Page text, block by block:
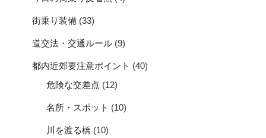
街乗り装備 (33)
道交法・交通ルール (9)
都内近郊要注意ポイント (40)
危険な交差点 (12)
名所・スポット (10)
川を渡る橋 (10)